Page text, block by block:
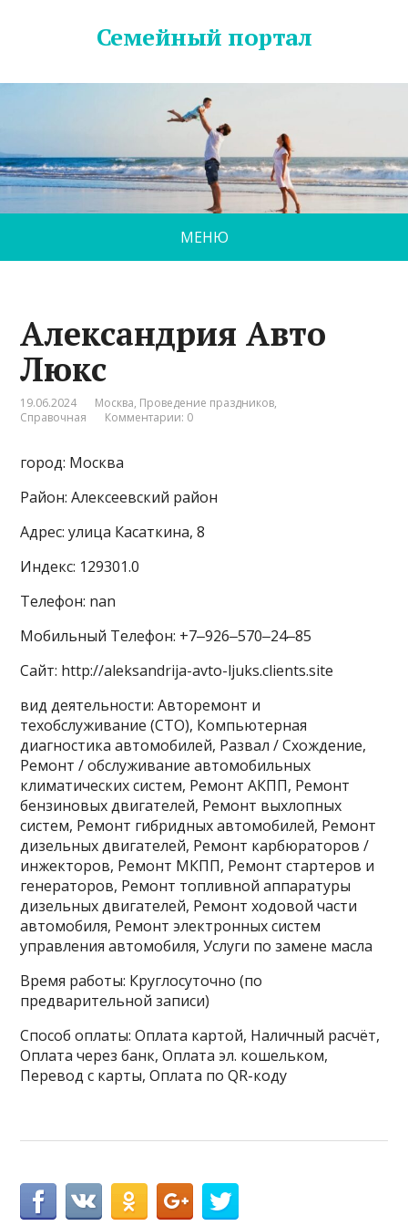
Семейный портал
МЕНЮ
Александрия Авто
Люкс
19.06.2024 Москва, Проведение праздников,
Справочная
Комментарии: 0
город: Москва
Район: Алексеевский район
Адрес: улица Касаткина, 8
Индекс: 129301.0
Телефон: nan
Мобильный Телефон: +7‒926‒570‒24‒85
Сайт: http://aleksandrija-avto-ljuks.clients.site
вид деятельности: Авторемонт и
техобслуживание (СТО), Компьютерная
диагностика автомобилей, Развал / Схождение,
Ремонт / обслуживание автомобильных
климатических систем, Ремонт АКПП, Ремонт
бензиновых двигателей, Ремонт выхлопных
систем, Ремонт гибридных автомобилей, Ремонт
дизельных двигателей, Ремонт карбюраторов /
инжекторов, Ремонт МКПП, Ремонт стартеров и
генераторов, Ремонт топливной аппаратуры
дизельных двигателей, Ремонт ходовой части
автомобиля, Ремонт электронных систем
управления автомобиля, Услуги по замене масла
Время работы: Круглосуточно (по
предварительной записи)
Способ оплаты: Оплата картой, Наличный расчёт,
Оплата через банк, Оплата эл. кошельком,
Перевод с карты, Оплата по QR-коду